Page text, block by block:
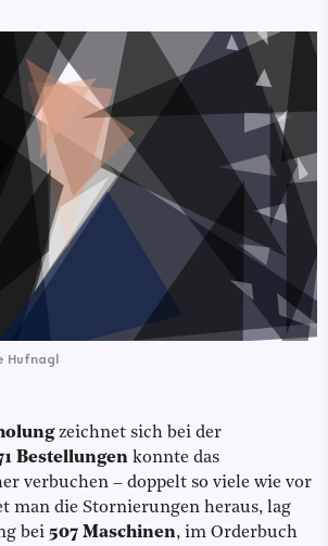
Hufnagl
zeichnet sich bei der
Bestellungen konnte das
verbuchen – doppelt so viele wie vor
man die Stornierungen heraus, lag
bei 507 Maschinen, im Orderbuch